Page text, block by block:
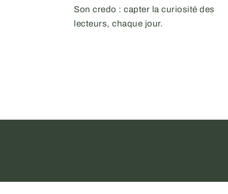
Son credo : capter la curiosité des
lecteurs, chaque jour.